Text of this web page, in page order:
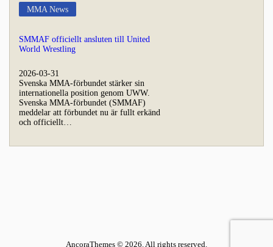
MMA News
SMMAF officiellt ansluten till United
World Wrestling
2026-03-31
Svenska MMA-förbundet stärker sin
internationella position genom UWW.
Svenska MMA-förbundet (SMMAF)
meddelar att förbundet nu är fullt erkänd
och officiellt…
AncoraThemes © 2026. All rights reserved.